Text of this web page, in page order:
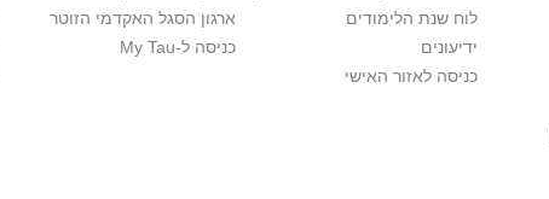
לוח שנת הלימודים
ידיעונים
כניסה לאזור האישי
ארגון הסגל האקדמי הזוטר
כניסה ל-My Tau